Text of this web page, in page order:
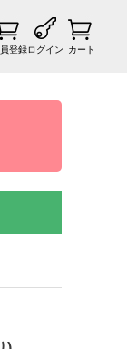
登録ログイン カート